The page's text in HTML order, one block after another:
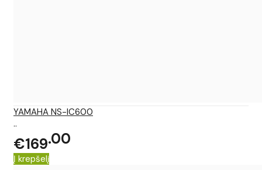
YAMAHA NS-IC600
..
€169 00
Į krepšelį